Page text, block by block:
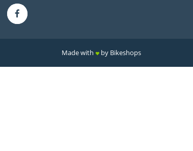
Made with by Bikeshops